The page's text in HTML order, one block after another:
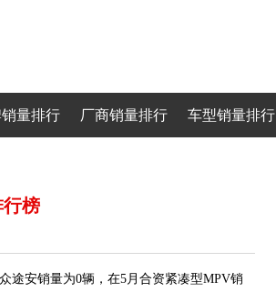
量排行 厂商销量排行 车型销量排行
榜
途安销量为0辆，在5月合资紧凑型MPV销